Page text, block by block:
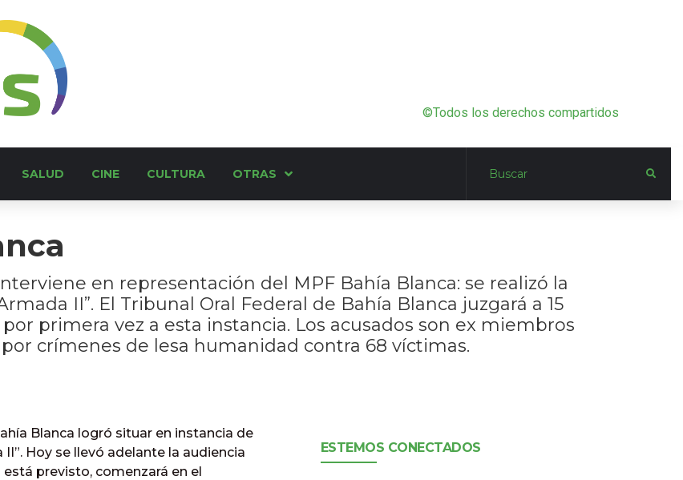
©Todos los derechos compartidos
SALUD CINE CULTURA OTRAS
en representación del MPF Bahía Blanca: se realizó la
II”. El Tribunal Oral Federal de Bahía Blanca juzgará a 15
primera vez a esta instancia. Los acusados son ex miembros
crímenes de lesa humanidad contra 68 víctimas.
Blanca logró situar en instancia de
Hoy se llevó adelante la audiencia
previsto, comenzará en el
ESTEMOS CONECTADOS